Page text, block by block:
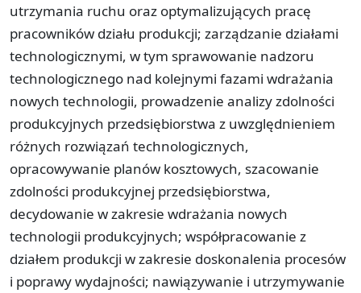
utrzymania ruchu oraz optymalizujących pracę
pracowników działu produkcji; zarządzanie działami
technologicznymi, w tym sprawowanie nadzoru
technologicznego nad kolejnymi fazami wdrażania
nowych technologii, prowadzenie analizy zdolności
produkcyjnych przedsiębiorstwa z uwzględnieniem
różnych rozwiązań technologicznych,
opracowywanie planów kosztowych, szacowanie
zdolności produkcyjnej przedsiębiorstwa,
decydowanie w zakresie wdrażania nowych
technologii produkcyjnych; współpracowanie z
działem produkcji w zakresie doskonalenia procesów
i poprawy wydajności; nawiązywanie i utrzymywanie